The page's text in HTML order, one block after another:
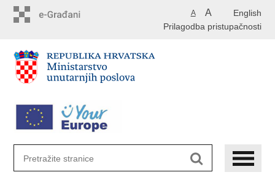
English
A A
Prilagodba pristupačnosti